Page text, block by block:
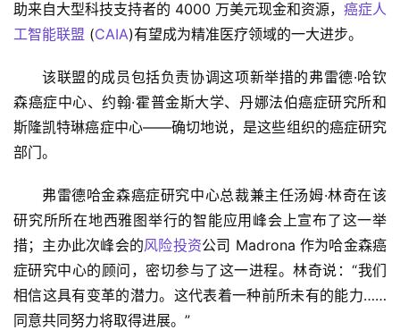
助来自大型科​​技支持者的 4000 万美元现金和资源， 癌症人
工智能联盟 (CAIA)有望成为精准医疗领域的一大进步。
该联盟的成员包括负责协调这项新举措的弗雷德·哈钦
森癌症中心、约翰·霍普金斯大学、丹娜法伯癌症研究所和
斯隆凯特琳癌症中心——确切地说，是这些组织的癌症研究
部门。
弗雷德哈金森癌症研究中心总裁兼主任汤姆·林奇在该
研究所所在地西雅图举行的智能应用峰会上宣布了这一举
措；主办此次峰会的风险投资公司 Madrona 作为哈金森癌
症研究中心的顾问，密切参与了这一进程。林奇说：“我们
相信这具有变革的潜力。这代表着一种前所未有的能力……
同意共同努力将取得进展。”